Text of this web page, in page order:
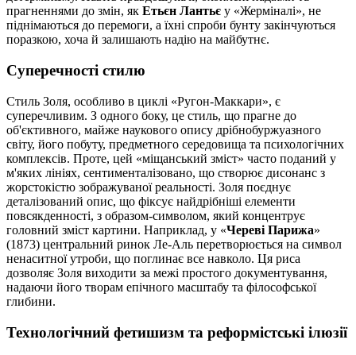
прагненнями до змін, як Етьєн Лантьє у «Жерміналі», не
піднімаються до перемоги, а їхні спроби бунту закінчуються
поразкою, хоча й залишають надію на майбутнє.
Суперечності стилю
Стиль Золя, особливо в циклі «Ругон-Маккари», є
суперечливим. З одного боку, це стиль, що прагне до
об'єктивного, майже наукового опису дрібнобуржуазного
світу, його побуту, предметного середовища та психологічних
комплексів. Проте, цей «міщанський зміст» часто поданий у
м'яких лініях, сентименталізовано, що створює дисонанс з
жорстокістю зображуваної реальності. Золя поєднує
деталізований опис, що фіксує найдрібніші елементи
повсякденності, з образом-символом, який концентрує
головний зміст картини. Наприклад, у «Череві Парижа»
(1873) центральний ринок Ле-Аль перетворюється на символ
ненаситної утроби, що поглинає все навколо. Ця риса
дозволяє Золя виходити за межі простого документування,
надаючи його творам епічного масштабу та філософської
глибини.
Технологічний фетишизм та реформістські ілюзії